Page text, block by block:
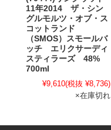
11年2014 ザ・シン
グルモルツ・オブ・ス
コットランド
（SMOS）スモールバ
ッチ エリクサーディ
スティラーズ 48%
700ml
¥9,610(税抜 ¥8,736)
×在庫切れ